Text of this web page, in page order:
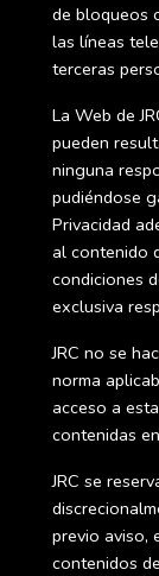
de bloqueos
las líneas
terceras
La Web de
pueden
ninguna
pudiéndose
Privacidad
al contenido
condiciones
exclusiva
JRC no se
norma
acceso a
contenidas
JRC se
previo aviso,
contenidos